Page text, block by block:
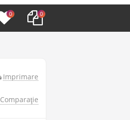
0 0
Imprimare
Comparaţie